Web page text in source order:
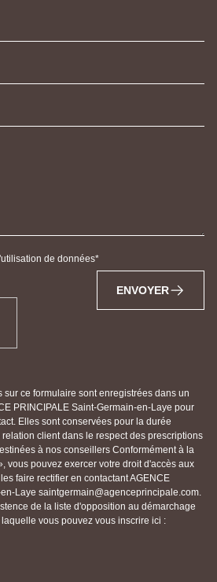
de données
ENVOYER
ce formulaire sont enregistrées dans un
PRINCIPALE Saint-Germain-en-Laye pour
Elles sont conservées pour la durée
client dans le respect des prescriptions
à nos conseillers Conformément à la
vous pouvez exercer votre droit d'accès aux
faire rectifier en contactant AGENCE
Laye saintgermain@agenceprincipale.com.
de la liste d'opposition au démarchage
vous pouvez vous inscrire ici :